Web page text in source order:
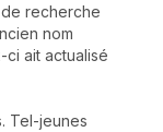
recherche
nom
ait actualisé
Tel-jeunes